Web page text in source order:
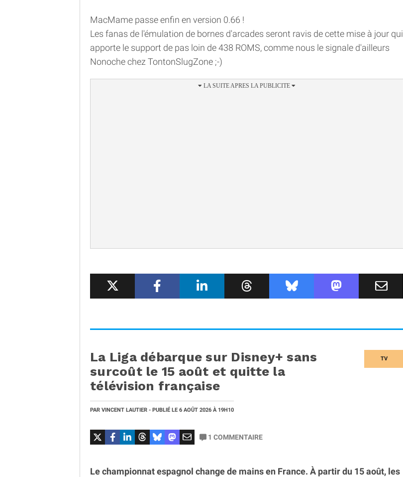
MacMame passe enfin en version 0.66 !
Les fanas de l'émulation de bornes d'arcades seront ravis de cette mise à jour qui
apporte le support de pas loin de 438 ROMS, comme nous le signale d'ailleurs
Nonoche chez TontonSlugZone ;-)
TV
La Liga débarque sur Disney+ sans
surcoût le 15 août et quitte la
télévision française
PAR VINCENT LAUTIER - PUBLIÉ LE 6 AOÛT 2026 À 19H10
1 COMMENTAIRE
Le championnat espagnol change de mains en France. À partir du 15 août, les